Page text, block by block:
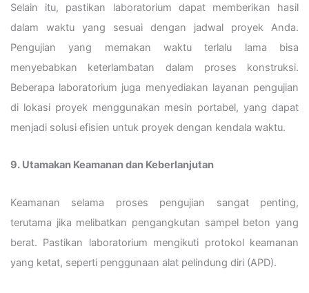
Selain itu, pastikan laboratorium dapat memberikan hasil
dalam waktu yang sesuai dengan jadwal proyek Anda.
Pengujian yang memakan waktu terlalu lama bisa
menyebabkan keterlambatan dalam proses konstruksi.
Beberapa laboratorium juga menyediakan layanan pengujian
di lokasi proyek menggunakan mesin portabel, yang dapat
menjadi solusi efisien untuk proyek dengan kendala waktu.
9. Utamakan Keamanan dan Keberlanjutan
Keamanan selama proses pengujian sangat penting,
terutama jika melibatkan pengangkutan sampel beton yang
berat. Pastikan laboratorium mengikuti protokol keamanan
yang ketat, seperti penggunaan alat pelindung diri (APD).